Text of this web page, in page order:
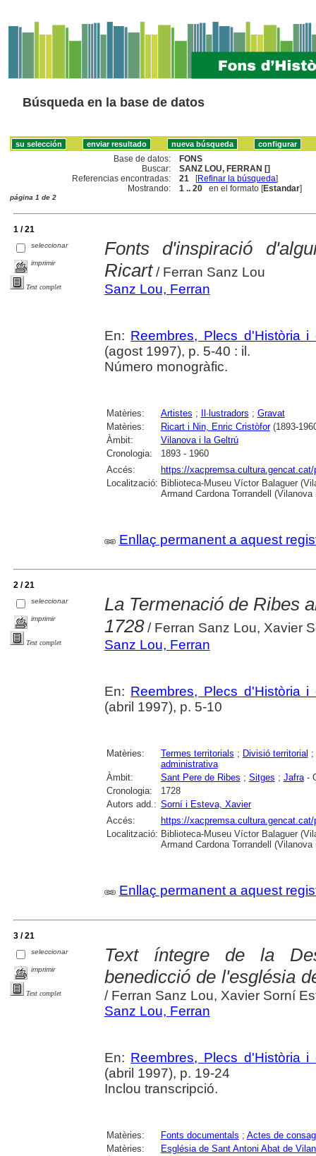
Búsqueda en la base de datos
Base de datos:
FONS
Buscar:
SANZ LOU, FERRAN []
Referencias encontradas:
21 [Refinar la búsqueda]
Mostrando:
1 .. 20 en el formato [Estandar]
página 1 de 2
1 / 21
seleccionar
imprimir
Text complet
Fonts d'inspiració
Ricart/ Ferran Sanz Lou
Sanz Lou, Ferran
En: Reembres, Plecs d'Història i
(agost 1997), p. 5-40 : il.
Número monogràfic.
Matèries: Artistes ; Il·lustradors ; Gravat
Matèries:
Ricart i Nin, Enric Cristòfor(1893-
Àmbit:
Vilanova i la Geltrú
Cronologia:
1893 - 1960
Accés:
https://
Localització: Biblioteca-Museu Víctor Balaguer
Armand Cardona Torrandell (Vilanova
Enllaç permanent a aquest
2 / 21
seleccionar
imprimir
Text complet
La Termenació de Ribes
1728/ Ferran Sanz Lou, Xavier
Sanz Lou, Ferran
En: Reembres, Plecs d'Història i
(abril 1997), p. 5-10
Matèries: Termes territorials ; Divisió territorial ;
administrativa
Àmbit:
Sant Pere de Ribes ; Sitges ; Jafra-
Cronologia:
1728
Autors add.: Sorní i Esteva, Xavier
Accés:
https://
Localització: Biblioteca-Museu Víctor Balaguer
Armand Cardona Torrandell (Vilanova
Enllaç permanent a aquest
3 / 21
seleccionar
imprimir
Text complet
Text íntegre de la
benedicció de l'església
/ Ferran Sanz Lou, Xavier Sorní
Sanz Lou, Ferran
En: Reembres, Plecs d'Història i
(abril 1997), p. 19-24
Inclou transcripció.
Matèries: Fonts documentals ; Actes de
Matèries:
Església de Sant Antoni Abat de